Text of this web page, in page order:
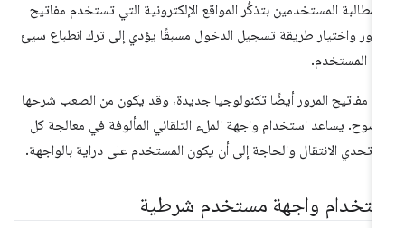
مطالبة المستخدمين بتذكُّر المواقع الإلكترونية التي تستخدم مفاتيح
واختيار طريقة تسجيل الدخول مسبقًا يؤدي إلى ترك انطباع سيئ
المستخدم.
مفاتيح المرور أيضًا تكنولوجيا جديدة، وقد يكون من الصعب شرحها
يساعد استخدام واجهة الملء التلقائي المألوفة في معالجة كل
تحدي الانتقال والحاجة إلى أن يكون المستخدم على دراية بالواجهة.
واجهة مستخدم شرطية